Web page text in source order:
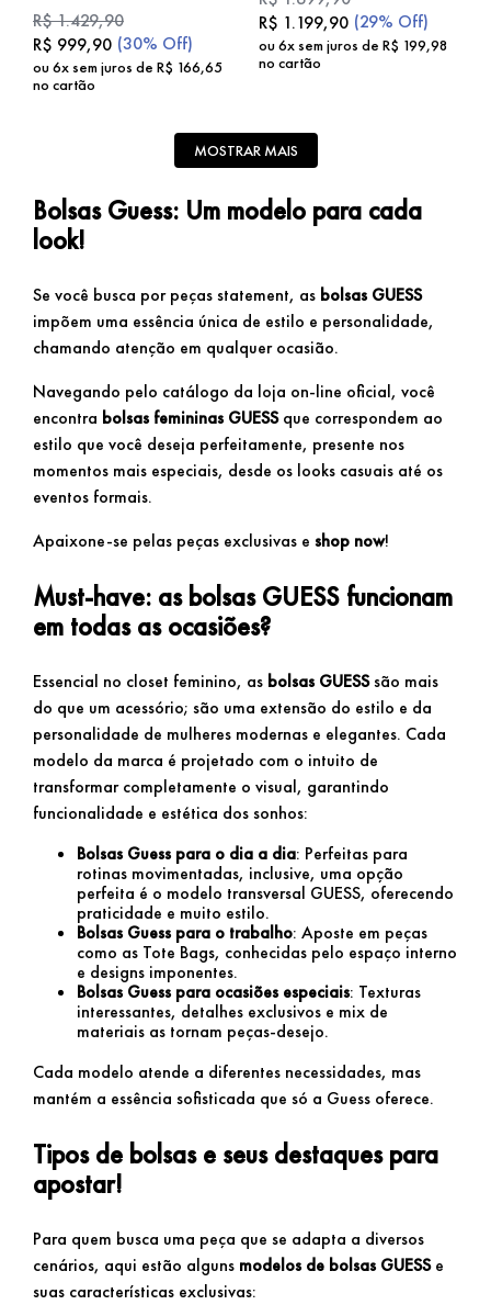
R$1.429,90
R$ 999,90 (30% Off)
ou6x sem juros de R$ 166,65
no cartão
R$ 1.199,90 (29% Off)
ou6x sem juros de R$ 199,98
no cartão
MOSTRAR MAIS
Bolsas Guess: Um modelo para cada
look!
Se você busca por peças statement, as bolsas GUESS
impõem uma essência única de estilo e personalidade,
chamando atenção em qualquer ocasião.
Navegando pelo catálogo da loja on-line oficial, você
encontra bolsas femininas GUESSque correspondem ao
estilo que você deseja perfeitamente, presente nos
momentos mais especiais, desde os looks casuais até os
eventos formais.
Apaixone-se pelas peças exclusivas e shop now!
Must-have: as bolsas GUESS funcionam
em todas as ocasiões?
Essencial no closet feminino, as bolsas GUESSsão mais
do que um acessório; são uma extensão do estilo e da
personalidade de mulheres modernas e elegantes. Cada
modelo da marca é projetado com o intuito de
transformar completamente o visual, garantindo
funcionalidade e estética dos sonhos:
Bolsas Guess para o dia a dia: Perfeitas para
rotinas movimentadas, inclusive, uma opção
perfeita é o modelo transversal GUESS, oferecendo
praticidade e muito estilo.
Bolsas Guess para o trabalho: Aposte em peças
como as Tote Bags, conhecidas pelo espaço interno
e designs imponentes.
Bolsas Guess para ocasiões especiais: Texturas
interessantes, detalhes exclusivos e mix de
materiais as tornam peças-desejo.
Cada modelo atende a diferentes necessidades, mas
mantém a essência sofisticada que só a Guess oferece.
Tipos de bolsas e seus destaques para
apostar!
Para quem busca uma peça que se adapta a diversos
cenários, aqui estão alguns modelos de bolsas GUESSe
suas características exclusivas: